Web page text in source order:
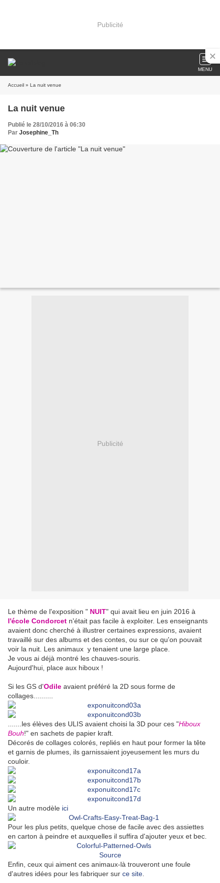
Publicité
MENU
Accueil » La nuit venue
La nuit venue
Publié le 28/10/2016 à 06:30
Par Josephine_Th
Publicité
Le thème de l'exposition " NUIT" qui avait lieu en juin 2016 à
l'école Condorcet n'était pas facile à exploiter. Les enseignants
avaient donc cherché à illustrer certaines expressions, avaient
travaillé sur des albums et des contes, ou sur ce qu'on pouvait
voir la nuit. Les animaux y tenaient une large place.
Je vous ai déjà montré les chauves-souris.
Aujourd'hui, place aux hiboux !
Si les GS d'Odile avaient préféré la 2D sous forme de
collages..........
.......les élèves des ULIS avaient choisi la 3D pour ces "Hiboux
Bouh!" en sachets de papier kraft.
Décorés de collages colorés, repliés en haut pour former la tête
et garnis de plumes, ils garnissaient joyeusement les murs du
couloir.
Un autre modèle ici
Pour les plus petits, quelque chose de facile avec des assiettes
en carton à peindre et auxquelles il suffira d'ajouter yeux et bec.
Source
Enfin, ceux qui aiment ces animaux-là trouveront une foule
d'autres idées pour les fabriquer sur ce site